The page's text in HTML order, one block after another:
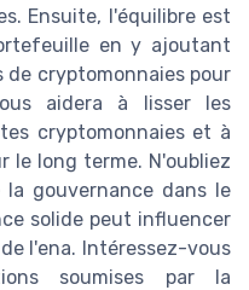
Ensuite, l'équilibre est
en y ajoutant
de cryptomonnaies pour
aidera à lisser les
cryptomonnaies et à
le long terme. N'oubliez
gouvernance dans le
solide peut influencer
l'ena. Intéressez-vous
soumises par la